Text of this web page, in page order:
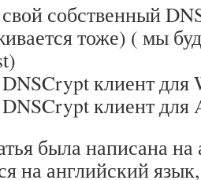
собственный
тоже) ( мы
клиент для
клиент для
была написана на
на английский